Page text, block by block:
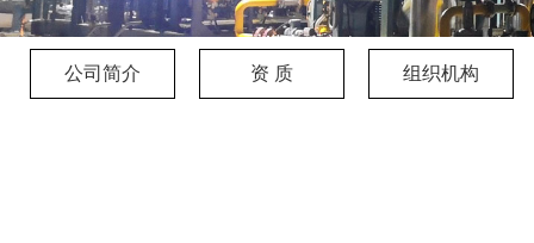
公司简介 资 质 组织机构